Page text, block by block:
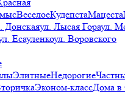
ВеселоеКудепстаМацеста
Донскаяул. Лысая Гораул.
Есауленкоул. Воровского
ЭлитныеНедорогие
Эконом-классДома в